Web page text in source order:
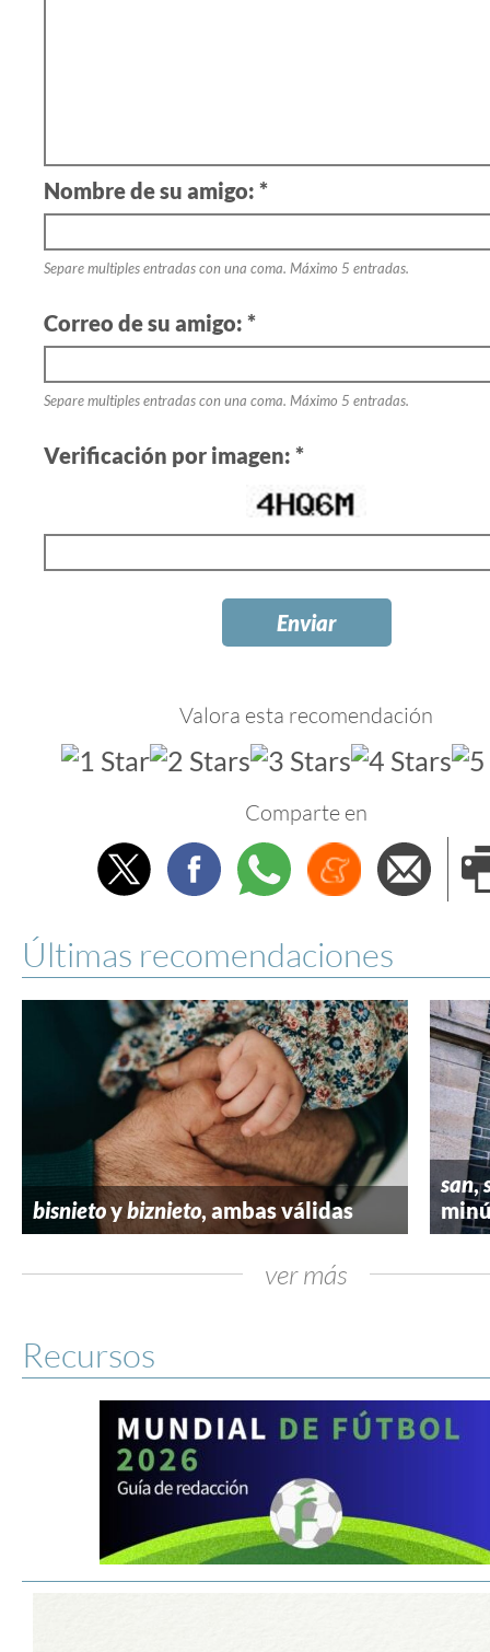
Nombre de su amigo: *
Separe multiples entradas con una coma. Máximo 5 entradas.
Correo de su amigo: *
Separe multiples entradas con una coma. Máximo 5 entradas.
Verificación por imagen: *
Valora esta recomendación
Comparte en
TwitterFacebookWhatsappMenéame
Últimas recomendaciones
bisnietoybiznieto, ambas válidas
san,
ver más
Recursos